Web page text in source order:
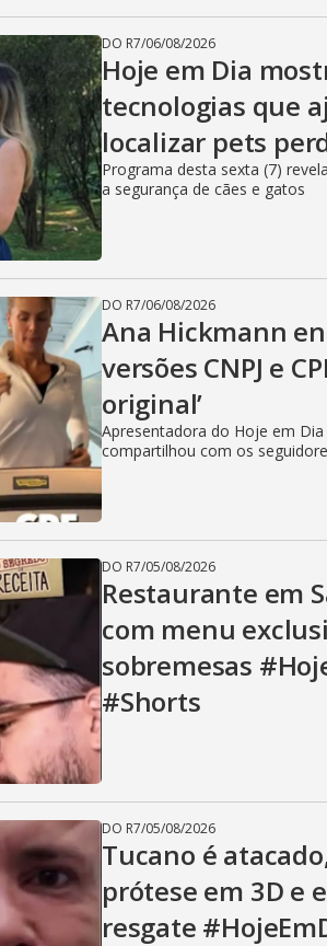
DO R7/06/08/2026
Hoje em Dia
tecnologias que
localizar pets
Programa desta sexta (7)
a segurança de cães e gatos
DO R7/06/08/2026
Ana Hickmann
versões CNPJ e
original’
Apresentadora do Hoje em
compartilhou com os
DO R7/05/08/2026
Restaurante em
com menu
sobremesas
#Shorts
DO R7/05/08/2026
Tucano é
prótese em 3D e
resgate